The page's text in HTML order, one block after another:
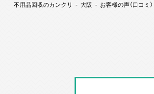
不用品回収のカンクリ 大阪 お客様の声（口コミ）